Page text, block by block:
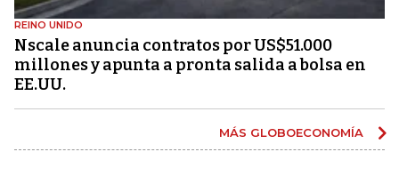
REINO UNIDO
Nscale anuncia contratos por US$51.000
millones y apunta a pronta salida a bolsa en
EE.UU.
MÁS GLOBOECONOMÍA